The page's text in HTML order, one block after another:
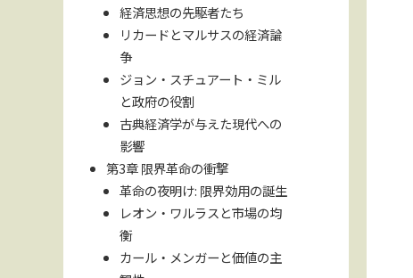
経済思想の先駆者たち
リカードとマルサスの経済論
争
ジョン・スチュアート・ミル
と政府の役割
古典経済学が与えた現代への
影響
第3章 限界革命の衝撃
革命の夜明け: 限界効用の誕生
レオン・ワルラスと市場の均
衡
カール・メンガーと価値の主